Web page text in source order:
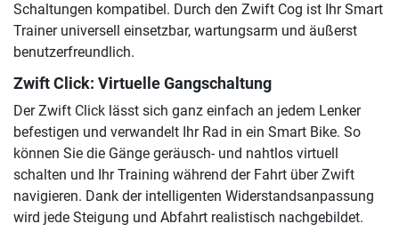
Schaltungen kompatibel. Durch den Zwift Cog ist Ihr Smart
Trainer universell einsetzbar, wartungsarm und äußerst
benutzerfreundlich.
Zwift Click: Virtuelle Gangschaltung
Der Zwift Click lässt sich ganz einfach an jedem Lenker
befestigen und verwandelt Ihr Rad in ein Smart Bike. So
können Sie die Gänge geräusch- und nahtlos virtuell
schalten und Ihr Training während der Fahrt über Zwift
navigieren. Dank der intelligenten Widerstandsanpassung
wird jede Steigung und Abfahrt realistisch nachgebildet.